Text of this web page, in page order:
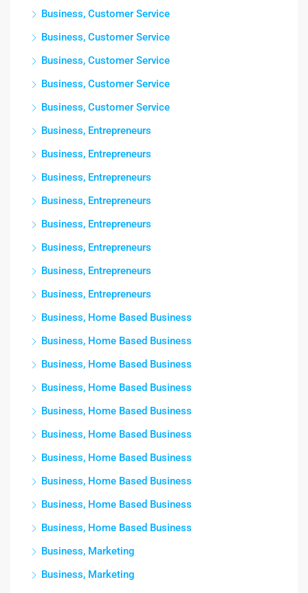
Business, Customer Service
Business, Customer Service
Business, Customer Service
Business, Customer Service
Business, Customer Service
Business, Entrepreneurs
Business, Entrepreneurs
Business, Entrepreneurs
Business, Entrepreneurs
Business, Entrepreneurs
Business, Entrepreneurs
Business, Entrepreneurs
Business, Entrepreneurs
Business, Home Based Business
Business, Home Based Business
Business, Home Based Business
Business, Home Based Business
Business, Home Based Business
Business, Home Based Business
Business, Home Based Business
Business, Home Based Business
Business, Home Based Business
Business, Home Based Business
Business, Marketing
Business, Marketing